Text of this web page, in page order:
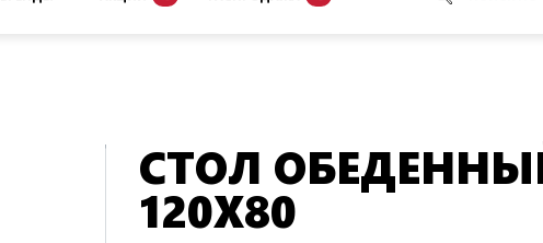
СТОЛ
120Х80